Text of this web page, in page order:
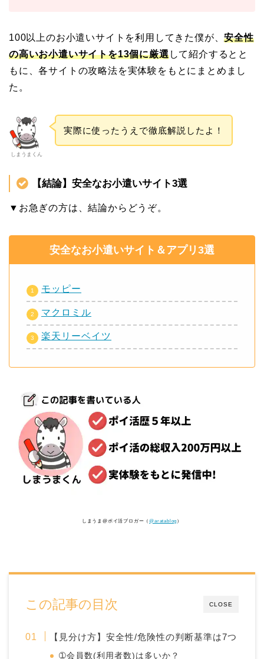
100以上のお小遣いサイトを利用してきた僕が、安全性
の高いお小遣いサイトを13個に厳選して紹介するとと
もに、各サイトの攻略法を実体験をもとにまとめまし
た。
しまうまくん
実際に使ったうえで徹底解説したよ！
【結論】安全なお小遣いサイト3選
▼お急ぎの方は、結論からどうぞ。
安全なお小遣いサイト＆アプリ3選
モッピー
マクロミル
楽天リーベイツ
しまうま@ポイ活ブロガー（@aratablog ）
CLOSE
この記事の目次
【見分け方】安全性/危険性の判断基準は7つ
➀会員数(利用者数)は多いか？